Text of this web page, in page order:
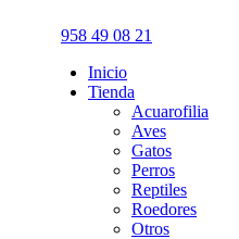
958 49 08 21
Inicio
Tienda
Acuarofilia
Aves
Gatos
Perros
Reptiles
Roedores
Otros